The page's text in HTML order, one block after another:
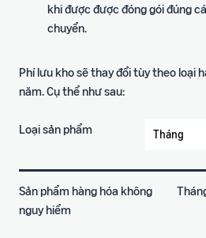
khi được được đóng gói đúng
chuyển.
Phí lưu kho sẽ thay đổi tùy theo loại
năm. Cụ thể như sau:
Loại sản phẩm
Sản phẩm hàng hóa không
nguy hiểm